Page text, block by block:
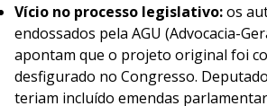
Vício no processo legislativo:os
endossados pela AGU (Advocacia-
apontam que o projeto original foi
desfigurado no Congresso.
teriam incluído emendas